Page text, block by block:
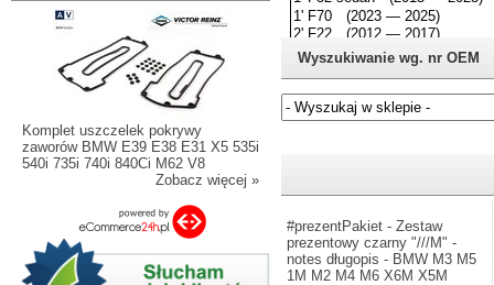
Komplet uszczelek pokrywy
zaworów BMW E39 E38 E31 X5 535i
540i 735i 740i 840Ci M62 V8
Zobacz więcej »
Wyszukiwanie wg. nr OEM
#prezentPakiet - Zestaw
prezentowy czarny "///M" -
notes długopis - BMW M3 M5
1M M2 M4 M6 X6M X5M